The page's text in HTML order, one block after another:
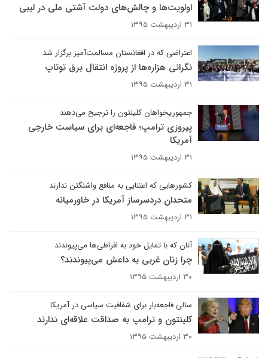
اولویت‏‌ها و چالش‌‏های دولت آشتی ملی در لیبی
۳۱ اردیبهشت ۱۳۹۵
اعتراضی که در افغانستان مسالمت‌آمیز برگزار شد
نگرانی هزاره‌ها از پروژه انتقال برق توتاپ
۳۱ اردیبهشت ۱۳۹۵
جمهوریخواهان کلینتون را ترجیح می‌دهند
پیروزی ترامپ؛ فاجعه‌ای برای سیاست خارجی
آمریکا
۳۱ اردیبهشت ۱۳۹۵
کشورهایی که اعتنایی به منافع واشنگتن ندارند
متحدان دردسرساز آمریکا در خاورمیانه
۳۱ اردیبهشت ۱۳۹۵
آنان که با تمایل خود به افراطی‌ها می‌پیوندند
چرا زنان غربی به داعش می‌پیوندند؟
۳۰ اردیبهشت ۱۳۹۵
سالی فاجعه‌بار برای شفافیت سیاسی در آمریکا
کلینتون و ترامپ به صداقت علاقه‌ای ندارند
۳۰ اردیبهشت ۱۳۹۵